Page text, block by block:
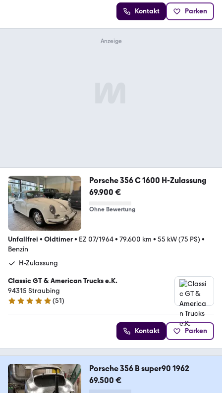
Kontakt Parken
Porsche 356 C 1600 H-Zulassung
69.900 €
Ohne Bewertung
Unfallfrei • Oldtimer• EZ 07/1964• 79.600 km • 55 kW (75 PS) •
Benzin
H-Zulassung
Classic GT & American Trucks e.K.
94315 Straubing
5 Sterne
(51)
Kontakt Parken
Porsche 356 B super90 1962
69.500 €